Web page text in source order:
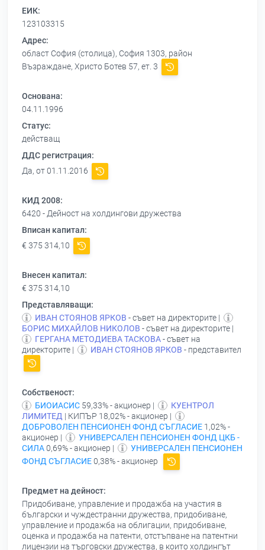
ЕИК:
123103315
Адрес:
област София (столица), София 1303, район
Възраждане, Христо Ботев 57, ет. 3
Основана:
04.11.1996
Статус:
действащ
ДДС регистрация:
Да, от 01.11.2016
КИД 2008:
6420 - Дейност на холдингови дружества
Вписан капитал:
€ 375 314,10
Внесен капитал:
€ 375 314,10
Представляващи:
ИВАН СТОЯНОВ ЯРКОВ - съвет на директорите |
БОРИС МИХАЙЛОВ НИКОЛОВ - съвет на директорите |
ГЕРГАНА МЕТОДИЕВА ТАСКОВА- съвет на
директорите |
ИВАН СТОЯНОВ ЯРКОВ - представител
Собственост:
БИОИАСИС 59,33% - акционер |
КУЕНТРОЛ
ЛИМИТЕД | КИПЪР 18,02% - акционер |
ДОБРОВОЛЕН ПЕНСИОНЕН ФОНД СЪГЛАСИЕ 1,02% -
акционер |
УНИВЕРСАЛЕН ПЕНСИОНЕН ФОНД ЦКБ -
СИЛА0,69% - акционер |
УНИВЕРСАЛЕН ПЕНСИОНЕН
ФОНД СЪГЛАСИЕ0,38% - акционер
Предмет на дейност:
Придобиване, управление и продажба на участия в
български и чуждестранни дружества, придобиване,
управление и продажба на облигации, придобиване,
оценка и продажба на патенти, отстъпване на патентни
лицензии на търговски дружества, в които холдингът